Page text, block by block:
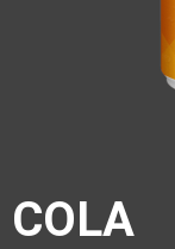
COLA